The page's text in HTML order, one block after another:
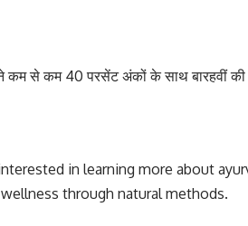
ने कम से कम 40 परसेंट अंकों के साथ बारहवीं की
in learning more about
through natural methods.